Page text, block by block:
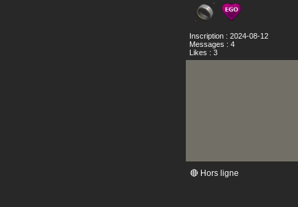
Inscription : 2024-08-12
Messages : 4
Likes : 3
🔴 Hors ligne